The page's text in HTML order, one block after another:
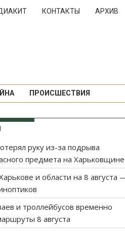
КОНТАКТЫ АРХИВ
ПРОИСШЕСТВИЯ
руку из-за подрыва
предмета на Харьковщине
и области на 8 августа
и троллейбусов временно
8 августа